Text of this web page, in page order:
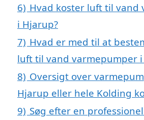
6) Hvad koster luft til vand
i Hjarup?
7) Hvad er med til at
luft til vand varmepumper i
8) Oversigt over
Hjarup eller hele Kolding
9) Søg efter en